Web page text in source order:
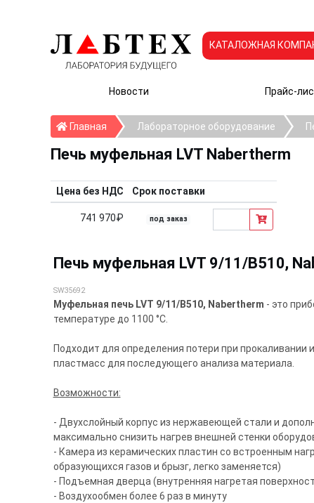
КАТАЛОЖНАЯ
Новости Прайс-
ГлавнаяГлавнаяЛабораторное оборудование
Печь муфельная LVT Nabertherm
Цена без НДС Срок поставки
741 970₽ под заказ
Печь муфельная LVT 9/11/B510,
SW35692
Муфельная печь LVТ 9/11/B510, Nabertherm - это
температуре до 1100 °C.
Подходит для определения потери при
пластмасс для последующего анализа материала.
Возможности:
- Двухслойный корпус из нержавеющей стали и
максимально снизить нагрев внешней стенки
- Камера из керамических пластин со встроенным
образующихся газов и брызг, легко заменяется)
- Подъемная дверца (внутренняя нагретая
- Воздухообмен более 6 раз в минуту